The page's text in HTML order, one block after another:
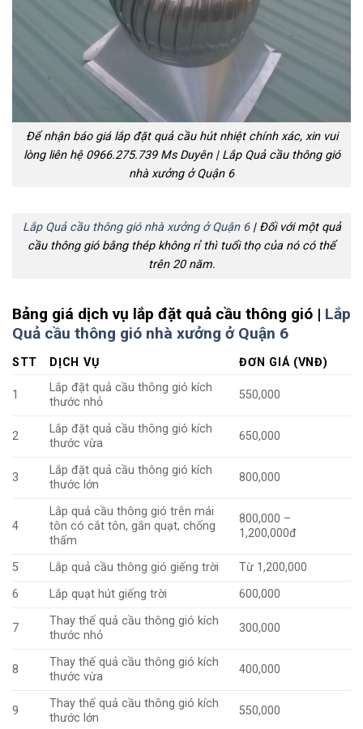
Để nhận báo giá lắp đặt quả cầu hút nhiệt chính xác, xin vui
lòng liên hệ 0966.275.739 Ms Duyên | Lắp Quả cầu thông gió
nhà xưởng ở Quận 6
Lắp Quả cầu thông gió nhà xưởng ở Quận 6| Đối với một quả
cầu thông gió bằng thép không rỉ thì tuổi thọ của nó có thể
trên 20 năm.
Bảng giá dịch vụ lắp đặt quả cầu thông gió | Lắp
Quả cầu thông gió nhà xưởng ở Quận 6
STT DỊCH VỤ ĐƠN GIÁ (VNĐ)
1
Lắp đặt quả cầu thông gió kích
thước nhỏ
550,000
2
Lắp đặt quả cầu thông gió kích
thước vừa
650,000
3
Lắp đặt quả cầu thông gió kích
thước lớn
800,000
4
Lắp quả cầu thông gió trên mái
tôn có cắt tôn, gắn quạt, chống
thấm
800,000 –
1,200,000đ
5 Lắp quả cầu thông gió giếng trời
Từ 1,200,000
6
Lắp quạt hút giếng trời 600,000
7
Thay thế quả cầu thông gió kích
thước nhỏ
300,000
8
Thay thế quả cầu thông gió kích
thước vừa
400,000
9
Thay thế quả cầu thông gió kích
thước lớn
550,000